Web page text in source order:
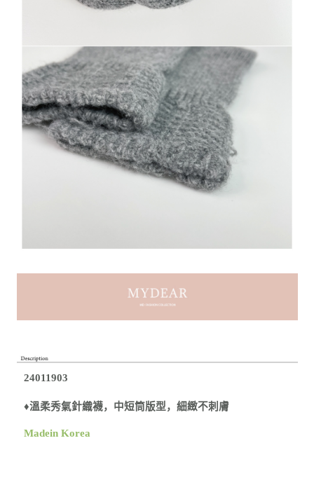
24011903
♦溫柔秀氣針織襪，中短筒版型，細緻不刺膚
Madein Korea